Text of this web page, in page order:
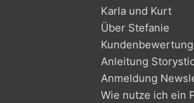
Karla und Kurt
Über Stefanie
Anleitung
Anmeldung
Wie nutze ich ein